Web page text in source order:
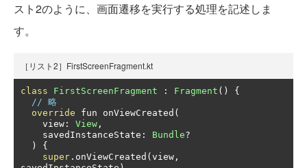
スト2のように、画面遷移を実行する処理を記述しま
す。
［リスト2］FirstScreenFragment.kt
class FirstScreenFragment : Fragment ()
{
// 略
override fun onViewCreated (
    view
: View ,
    savedInstanceState
: Bundle?
)
{
super . onViewCreated ( view ,